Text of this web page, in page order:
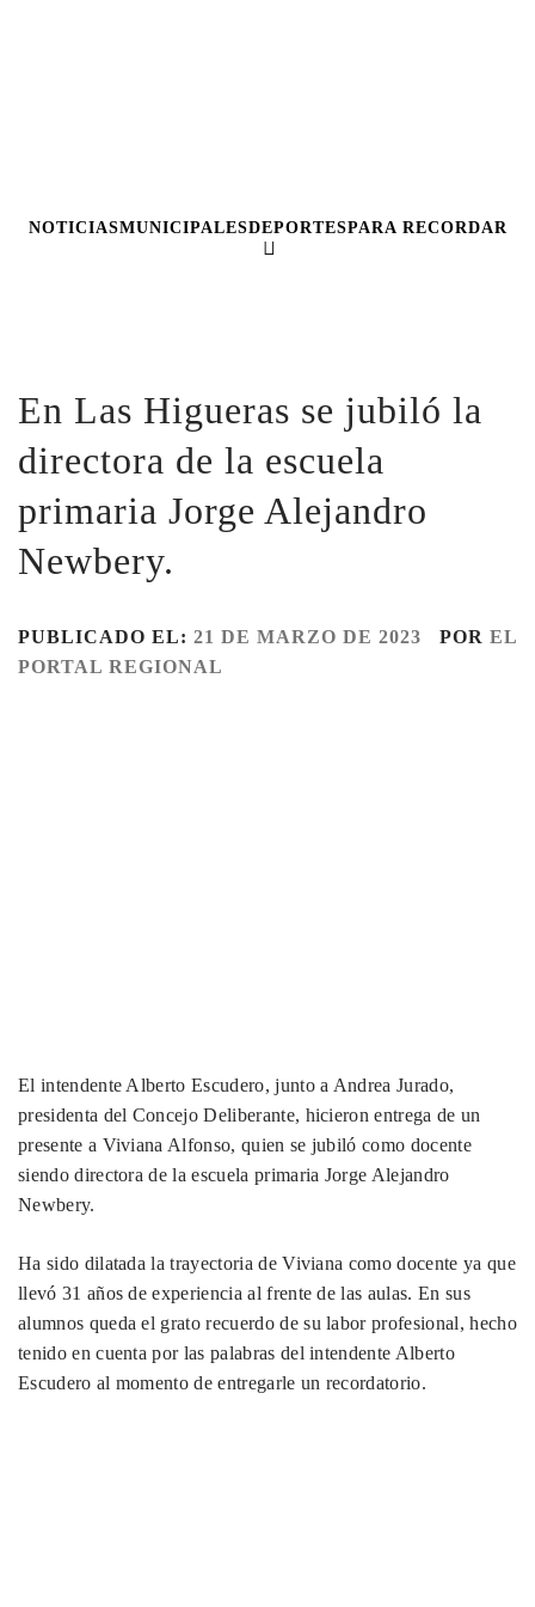
NOTICIASMUNICIPALESDEPORTESPARA RECORDAR
En Las Higueras se jubiló la
directora de la escuela
primaria Jorge Alejandro
Newbery.
PUBLICADO EL: 21 DE MARZO DE 2023 POR EL
PORTAL REGIONAL
El intendente Alberto Escudero, junto a Andrea Jurado,
presidenta del Concejo Deliberante, hicieron entrega de un
presente a Viviana Alfonso, quien se jubiló como docente
siendo directora de la escuela primaria Jorge Alejandro
Newbery.
Ha sido dilatada la trayectoria de Viviana como docente ya que
llevó 31 años de experiencia al frente de las aulas. En sus
alumnos queda el grato recuerdo de su labor profesional, hecho
tenido en cuenta por las palabras del intendente Alberto
Escudero al momento de entregarle un recordatorio.